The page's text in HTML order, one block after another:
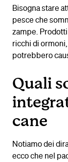
Bisogna stare
pesce che
zampe.
ricchi di
potrebbero
Quali
cane
Notiamo dei
ecco che nel